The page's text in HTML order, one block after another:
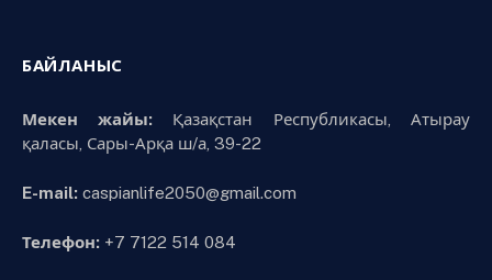
БАЙЛАНЫС
Мекен жайы:Қазақстан Республикасы, Атырау
қаласы, Сары-Арқа ш/а, 39-22
E-mail: caspianlife2050@gmail.com
Телефон: +7 7122 514 084